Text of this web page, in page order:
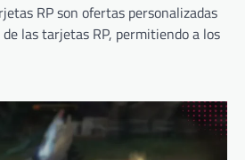
RP son ofertas personalizadas
las tarjetas RP, permitiendo a los